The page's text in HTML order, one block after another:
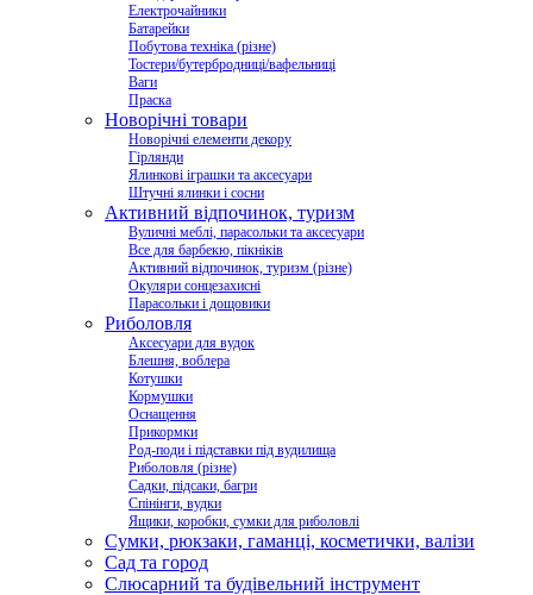
Електрочайники
Батарейки
Побутова техніка (різне)
Тостери/бутербродниці/вафельниці
Ваги
Праска
Новорічні товари
Новорічні елементи декору
Гірлянди
Ялинкові іграшки та аксесуари
Штучні ялинки і сосни
Активний відпочинок, туризм
Вуличні меблі, парасольки та аксесуари
Все для барбекю, пікніків
Активний відпочинок, туризм (різне)
Окуляри сонцезахисні
Парасольки і дощовики
Риболовля
Аксесуари для вудок
Блешня, воблера
Котушки
Кормушки
Оснащення
Прикормки
Род-поди і підставки під вудилища
Риболовля (різне)
Садки, підсаки, багри
Спінінги, вудки
Ящики, коробки, сумки для риболовлі
Сумки, рюкзаки, гаманці, косметички, валізи
Сад та город
Слюсарний та будівельний інструмент